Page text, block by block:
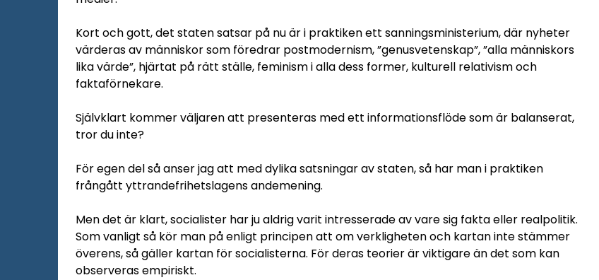
Kort och gott, det staten satsar på nu är i praktiken ett sanningsministerium, där nyheter
värderas av människor som föredrar postmodernism, ”genusvetenskap”, ”alla människors
lika värde”, hjärtat på rätt ställe, feminism i alla dess former, kulturell relativism och
faktaförnekare.
Självklart kommer väljaren att presenteras med ett informationsflöde som är balanserat,
tror du inte?
För egen del så anser jag att med dylika satsningar av staten, så har man i praktiken
frångått yttrandefrihetslagens andemening.
Men det är klart, socialister har ju aldrig varit intresserade av vare sig fakta eller realpolitik.
Som vanligt så kör man på enligt principen att om verkligheten och kartan inte stämmer
överens, så gäller kartan för socialisterna. För deras teorier är viktigare än det som kan
observeras empiriskt.